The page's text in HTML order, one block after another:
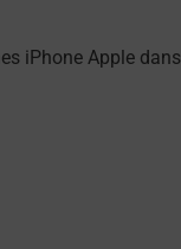
Apple